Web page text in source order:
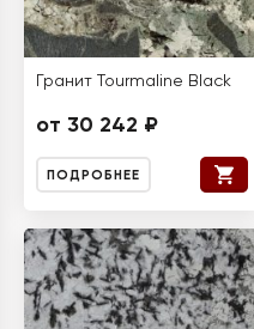
Гранит Tourmaline Black
от 30 242 ₽
ПОДРОБНЕЕ